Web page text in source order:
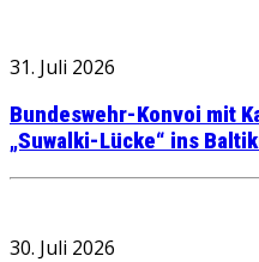
31. Juli 2026
Bundeswehr-Konvoi mit
„Suwalki-Lücke“ ins
30. Juli 2026